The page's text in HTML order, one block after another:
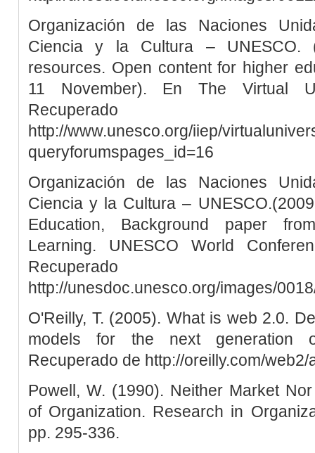
Organización de las Naciones
Ciencia y la Cultura – UNESCO.
resources. Open content for higher
11 November). En The Virtual
http://www.unesco.org/iiep/
queryforumspages_id=16
Organización de las Naciones
Ciencia y la Cultura –
Education, Background paper
Learning. UNESCO World
http://unesdoc.unesco.org/images/
O'Reilly, T. (2005). What is web 2.0.
models for the next generation
Recuperado de http://oreilly.com/
Powell, W. (1990). Neither Market
of Organization. Research in
pp. 295-336.